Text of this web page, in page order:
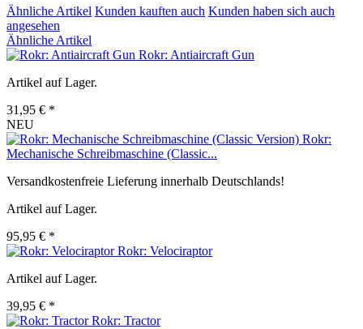
Ähnliche Artikel Kunden kauften auch Kunden haben sich auch
angesehen
Ähnliche Artikel
Rokr: Antiaircraft Gun
Artikel auf Lager.
31,95 € *
NEU
Rokr:
Mechanische Schreibmaschine (Classic...
Versandkostenfreie Lieferung innerhalb Deutschlands!
Artikel auf Lager.
95,95 € *
Rokr: Velociraptor
Artikel auf Lager.
39,95 € *
Rokr: Tractor